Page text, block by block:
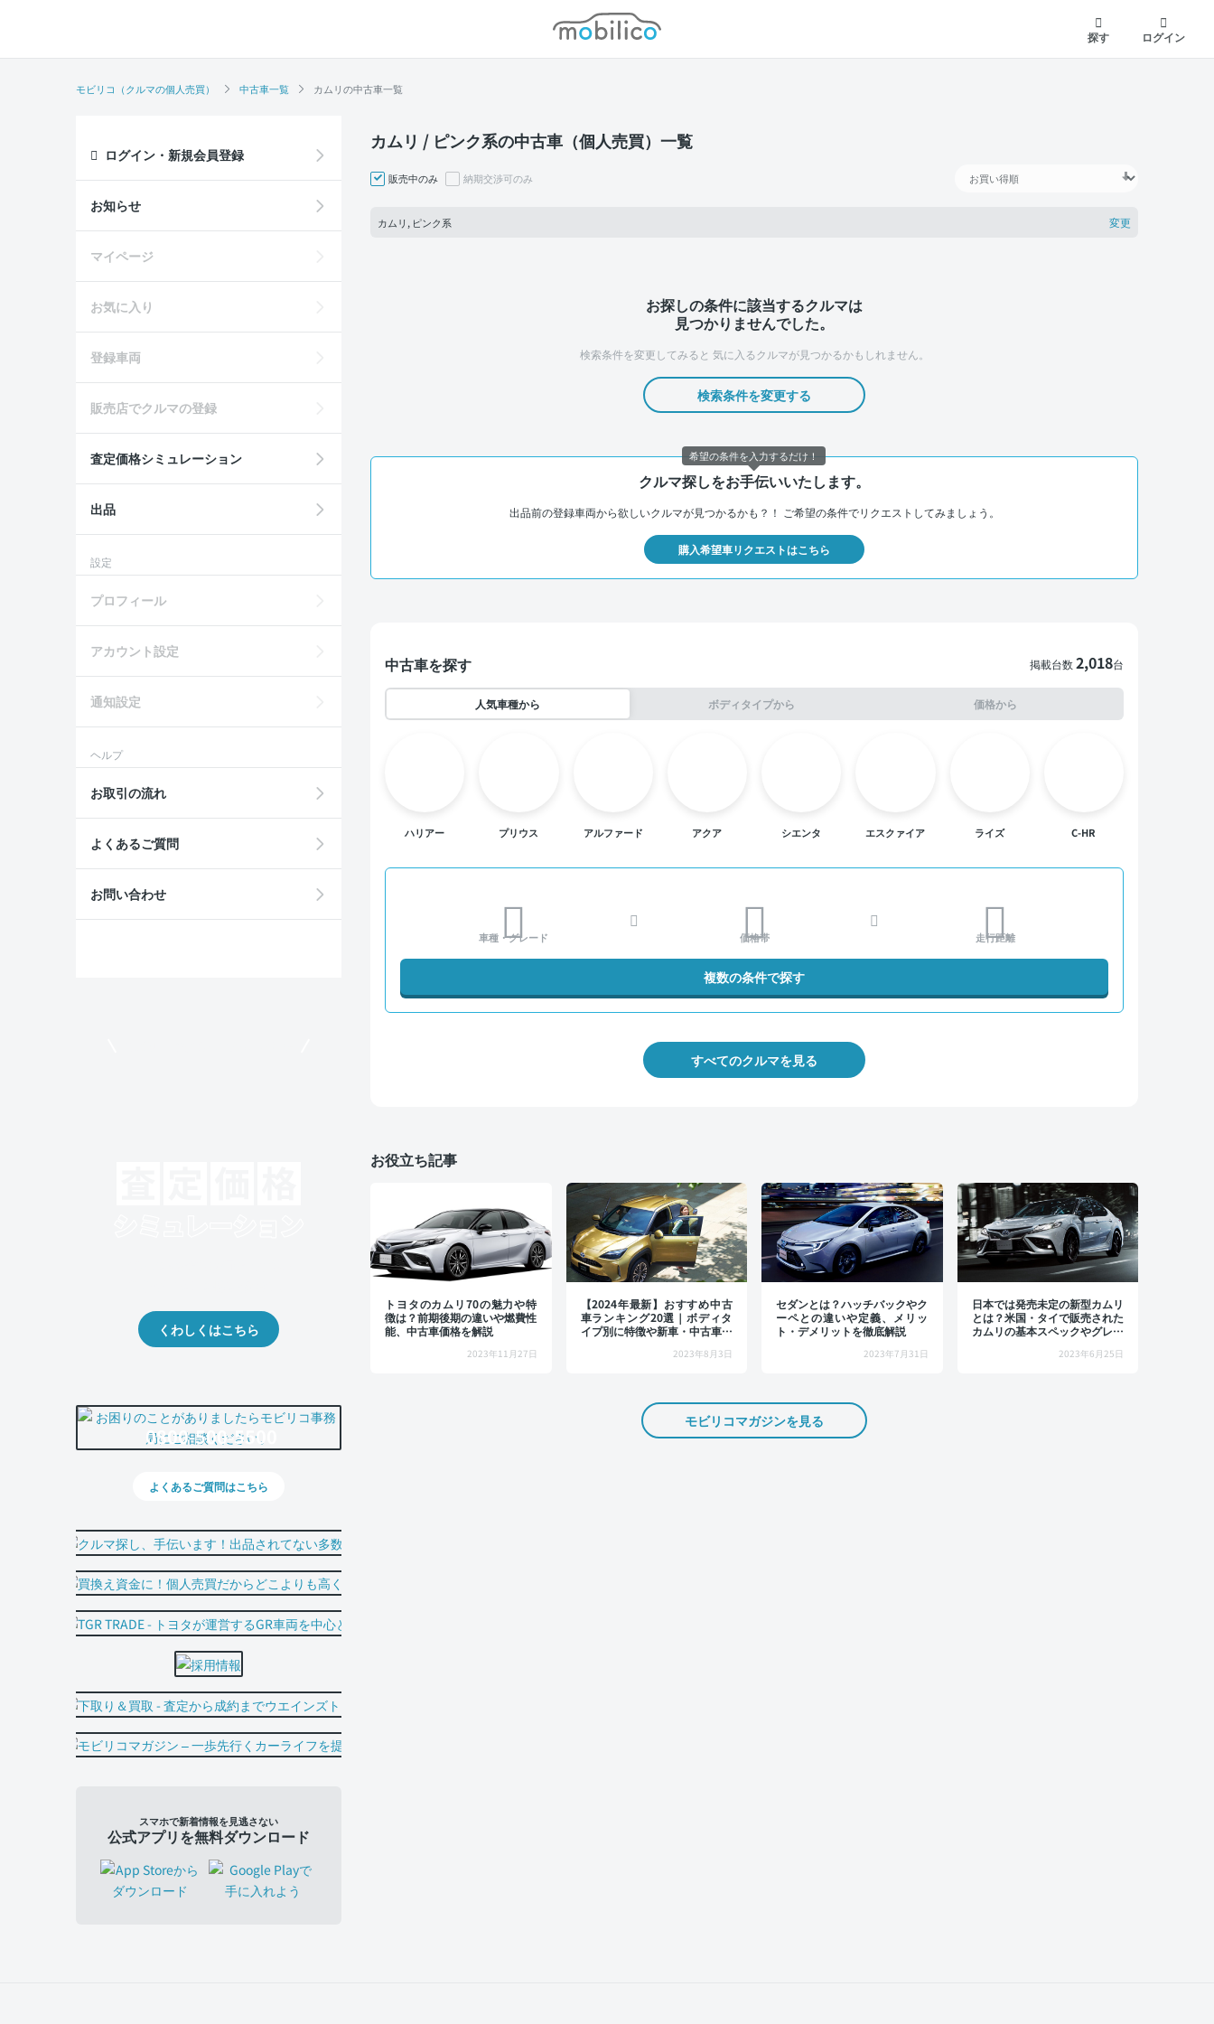
モビリコ
探す
ログイン
モビリコ（クルマの個人売買） 中古車一覧 カムリの中古車一覧
カムリ / ピンク系の中古車（個人売買）一覧
販売中のみ 納期交渉可のみ
カムリ, ピンク系 変更
お探しの条件に該当するクルマは
見つかりませんでした。
検索条件を変更してみると 気に入るクルマが見つかるかもしれません。
検索条件を変更する
クルマ探しをお手伝いいたします。
出品前の登録車両から欲しいクルマが見つかるかも？！ ご希望の条件でリクエストしてみましょう。
購入希望車リクエストはこちら
中古車を探す 掲載台数2,018台
人気車種から ボディタイプから 価格から
ハリアー プリウス アルファード アクア シエンタ エスクァイア ライズ C-HR
車種・グレード 価格帯 走行距離
複数の条件で探す
すべてのクルマを見る
お役立ち記事
トヨタのカムリ70の魅力や特
徴は？前期後期の違いや燃費性
能、中古車価格を解説
2023年11月27日
【2024年最新】おすすめ中古
車ランキング20選｜ボディタ
イプ別に特徴や新車・中古車価
2023年8月3日
セダンとは？ハッチバックやク
ーペとの違いや定義、メリッ
ト・デメリットを徹底解説
2023年7月31日
日本では発売未定の新型カムリ
とは？米国・タイで販売された
カムリの基本スペックやグレー
2023年6月25日
モビリコマガジンを見る
ログイン・新規会員登録
お知らせ
マイページ
お気に入り
登録車両
販売店でクルマの登録
査定価格シミュレーション
出品
設定
プロフィール
アカウント設定
通知設定
ヘルプ
お取引の流れ
よくあるご質問
お問い合わせ
くわしくはこちら
0800-500-5500
よくあるご質問はこちら
スマホで新着情報を見逃さない
公式アプリを無料ダウンロード
希望の条件を入力するだけ！